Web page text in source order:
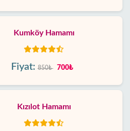
Kumköy Hamamı
Fiyat: 850₺ 700₺
Kızılot Hamamı